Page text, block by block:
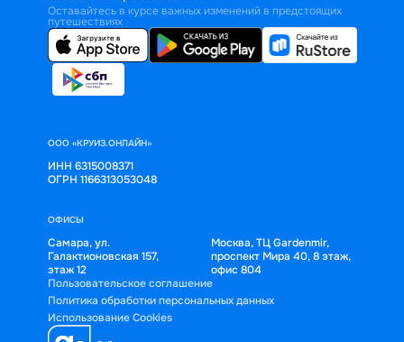
Оставайтесь в курсе важных изменений в предстоящих
путешествиях
ООО «КРУИЗ.ОНЛАЙН»
ИНН 6315008371
ОГРН 1166313053048
ОФИСЫ
Самара, ул.
Галактионовская 157,
этаж 12
Москва, ТЦ Gardenmir,
проспект Мира 40, 8 этаж,
офис 804
Пользовательское соглашение
Политика обработки персональных данных
Использование Cookies